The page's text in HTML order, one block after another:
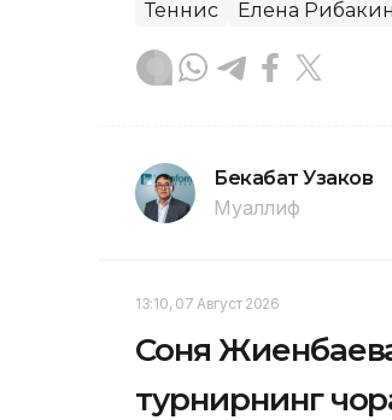
Теннис Елена
Бекабат Узаков
Муаллиф
13:10, 07 Август 2026
Соня
турнирнинг